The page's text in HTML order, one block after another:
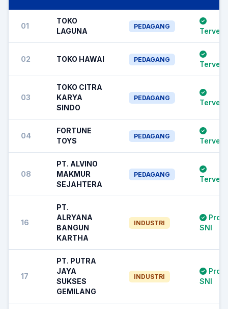
01
TOKO
LAGUNA
PEDAGANG
02 TOKO HAWAI PEDAGANG
03
TOKO CITRA
KARYA
SINDO
PEDAGANG
04
FORTUNE
TOYS
PEDAGANG
08
PT. ALVINO
MAKMUR
SEJAHTERA
PEDAGANG
16
PT.
ALRYANA
BANGUN
KARTHA
INDUSTRI
SNI
17
PT. PUTRA
JAYA
SUKSES
GEMILANG
INDUSTRI
SNI